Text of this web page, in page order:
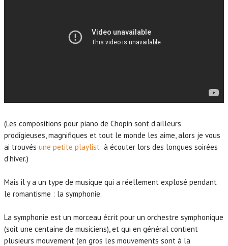
(Les compositions pour piano de Chopin sont d’ailleurs
prodigieuses, magnifiques et tout le monde les aime, alors je vous
ai trouvés une petite playlist à écouter lors des longues soirées
d’hiver.)
Mais il y a un type de musique qui a réellement explosé pendant
le romantisme : la symphonie.
La symphonie est un morceau écrit pour un orchestre symphonique
(soit une centaine de musiciens), et qui en général contient
plusieurs mouvement (en gros les mouvements sont à la